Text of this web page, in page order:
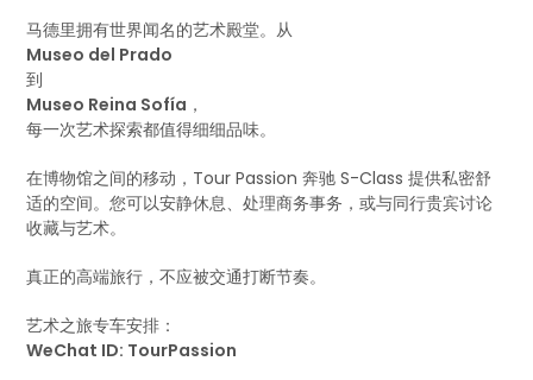
马德里拥有世界闻名的艺术殿堂。从
Museo del Prado
到
Museo Reina Sofía ，
每一次艺术探索都值得细细品味。
在博物馆之间的移动，Tour Passion 奔驰 S-Class 提供私密舒
适的空间。您可以安静休息、处理商务事务，或与同行贵宾讨论
收藏与艺术。
真正的高端旅行，不应被交通打断节奏。
艺术之旅专车安排：
WeChat ID: TourPassion